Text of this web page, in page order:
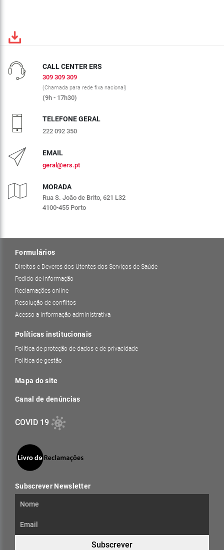
CALL CENTER ERS
309 309 309
(Chamada para rede fixa nacional)
(9h - 17h30)
TELEFONE GERAL
222 092 350
EMAIL
geral@ers.pt
MORADA
Rua S. João de Brito, 621 L32
4100-455 Porto
Formulários
Direitos e Deveres dos Utentes dos Serviços de Saúde
Pedido de informação
Reclamações online
Resolução de conflitos
Acesso a informação administrativa
Políticas institucionais
Política de proteção de dados e de privacidade
Política de gestão
Mapa do site
Canal de denúncias
COVID 19
Subscrever Newsletter
Subscrever